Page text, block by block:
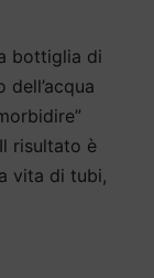
bottiglia di
dell’acqua
risultato è
vita di tubi,